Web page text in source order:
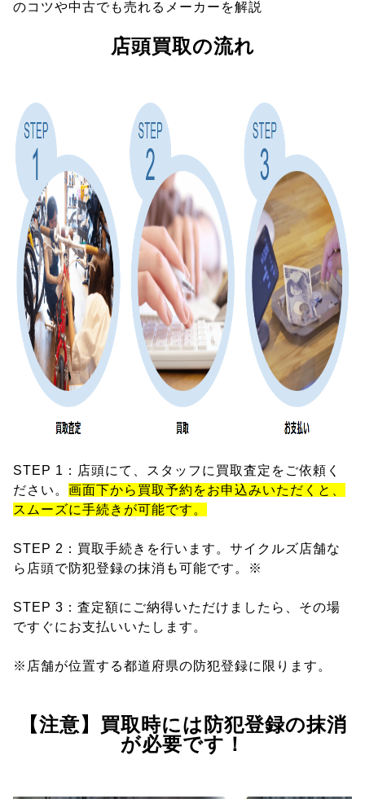
のコツや中古でも売れるメーカーを解説
店頭買取の流れ
STEP 1：店頭にて、スタッフに買取査定をご依頼く
ださい。 画面下から買取予約をお申込みいただくと、
スムーズに手続きが可能です。
STEP 2：買取手続きを行います。サイクルズ店舗な
ら店頭で防犯登録の抹消も可能です。※
STEP 3：査定額にご納得いただけましたら、その場
ですぐにお支払いいたします。
※店舗が位置する都道府県の防犯登録に限ります。
【注意】買取時には防犯登録の抹消
が必要です！